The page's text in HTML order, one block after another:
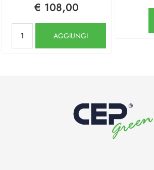
€ 108,00
AGGIUNGI